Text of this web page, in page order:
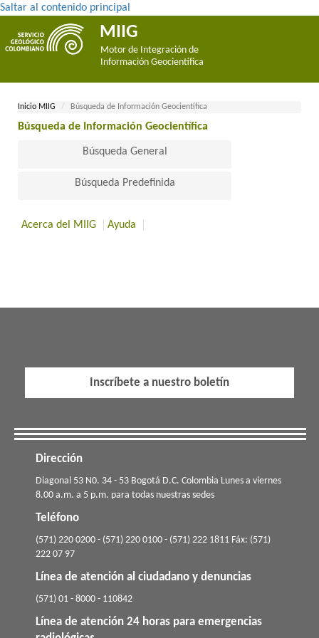
Saltar al contenido principal
MIIG
Motor de Integración de
Información Geocientífica
Inicio MII​​​G Búsqueda de Información Geocientífica
Búsqueda de Información Geocientífica​
Búsqueda General
Búsqueda Predefinida
Acerca del MIIG Ayuda
Inscríbete a nuestro boletín
Dirección
​​​Diagonal 53 N0. 34 - 53 Bogotá D.C. Colombia Lunes a viernes
8.00 a.m. a 5 p.m. para todas nuestras sedes
Teléfono
(571) 220 0200 - (571) 220 0100 - (571) 222 1811 Fáx: (571)
222 07 97
Línea de atención al ciudadano y denuncias
(571) 01 - 8000 - 110842
Línea de atención 24 horas para emergencias